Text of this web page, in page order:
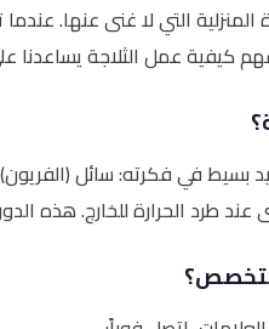
المنزلية التي لا غنى عنها.
كيفية عمل الثلاجة يساعدنا
بسيط في فكرته: سائل
طرد الحرارة للخارج. هذه